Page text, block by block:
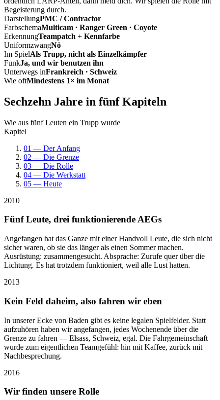
Begeisterung durch.
DarstellungPMC / Contractor
FarbschemaMulticam · Ranger Green · Coyote
ErkennungTeampatch + Kennfarbe
UniformzwangNö
Im SpielAls Trupp, nicht als Einzelkämpfer
FunkJa, und wir benutzen ihn
Unterwegs inFrankreich · Schweiz
Wie oftMindestens 1× im Monat
Sechzehn Jahre in fünf Kapiteln
Wie aus fünf Leuten ein Trupp wurde
Kapitel
01 — Der Anfang
02 — Die Grenze
03 — Die Rolle
04 — Die Werkstatt
05 — Heute
2010
Fünf Leute, drei funktionierende AEGs
Angefangen hat das Ganze mit einer Handvoll Leute, die sich nicht
sicher waren, ob sie das länger als einen Sommer machen.
Ausrüstung: zusammengesucht. Absprache: Zurufe quer über die
Lichtung. Es hat trotzdem funktioniert, weil alle Lust hatten.
2013
Kein Feld daheim, also fahren wir eben
In unserer Ecke von Baden gibt es keine legalen Spielfelder. Statt
aufzuhören haben wir angefangen, jedes Wochenende über die
Grenze zu fahren — Elsass, Schweiz, egal. Die Fahrgemeinschaft
wurde zum eigentlichen Teamgefühl: hin mit Kaffee, zurück mit
Nachbesprechung.
2016
Wir finden unsere Rolle